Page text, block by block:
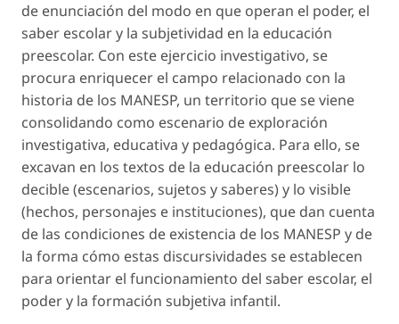
de enunciación del modo en que operan el poder, el
saber escolar y la subjetividad en la educación
preescolar. Con este ejercicio investigativo, se
procura enriquecer el campo relacionado con la
historia de los MANESP, un territorio que se viene
consolidando como escenario de exploración
investigativa, educativa y pedagógica. Para ello, se
excavan en los textos de la educación preescolar lo
decible(escenarios, sujetos y saberes) y lo visible
(hechos, personajes e instituciones), que dan cuenta
de las condiciones de existencia de los MANESP y de
la forma cómo estas discursividades se establecen
para orientar el funcionamiento del saber escolar, el
poder y la formación subjetiva infantil.